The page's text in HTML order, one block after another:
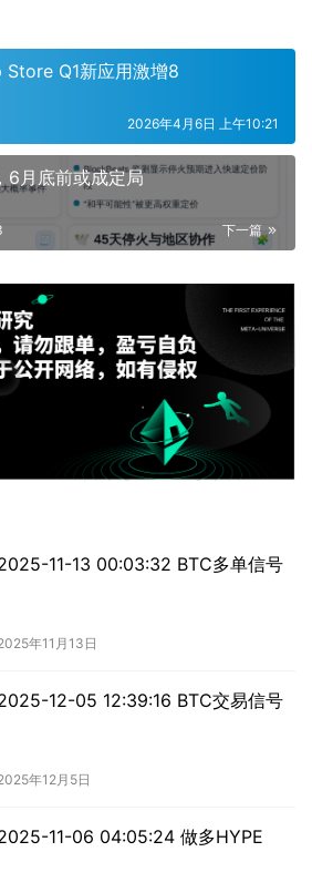
Q1新应用激增8
2026年4月6日 上午10:21
6月底前或成定局
下一篇
11-13 00:03:32 BTC多单信号
年11月13日
12-05 12:39:16 BTC交易信号
年12月5日
11-06 04:05:24 做多HYPE